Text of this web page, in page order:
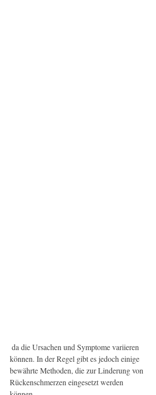
können. In der Regel gibt es jedoch einige
bewährte Methoden, die zur Linderung von
Rückenschmerzen eingesetzt werden